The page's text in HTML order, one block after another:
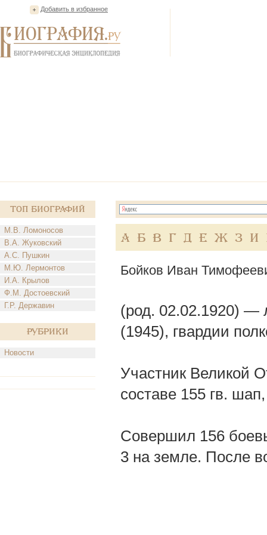
Добавить в избранное
Топ Биографий
М.В. Ломоносов
В.А. Жуковский
А.С. Пушкин
М.Ю. Лермонтов
И.А. Крылов
Ф.М. Достоевский
Г.Р. Державин
Рубрики
Новости
А Б В Г Д Е Ж З И
Бойков Иван
(род. 02.02.1920) —
(1945), гвардии
Участник Великой
составе 155 гв.
Совершил 156
3 на земле. После